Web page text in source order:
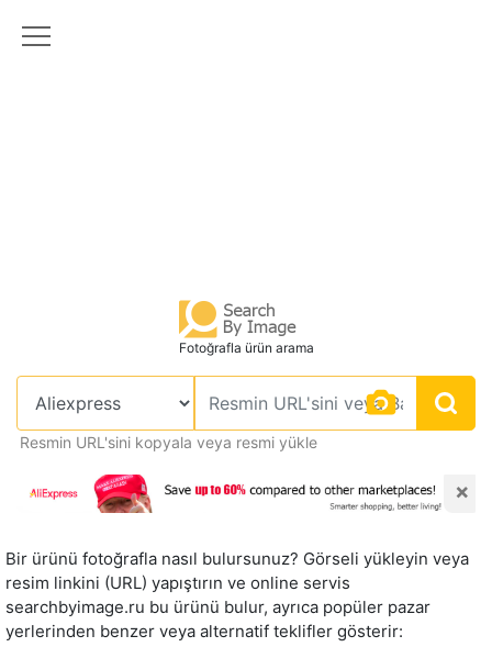
Fotoğrafla ürün arama
Resmin URL'sini kopyala veya resmi yükle
×
Bir ürünü fotoğrafla nasıl bulursunuz? Görseli yükleyin veya
resim linkini (URL) yapıştırın ve online servis
searchbyimage.ru bu ürünü bulur, ayrıca popüler pazar
yerlerinden benzer veya alternatif teklifler gösterir: